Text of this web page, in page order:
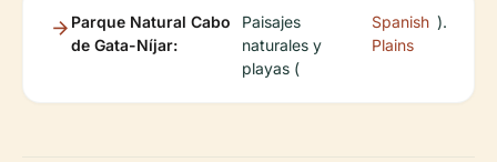
Parque Natural Cabo
de Gata-Níjar:
Paisajes
naturales y
playas (
Spanish
Plains
).